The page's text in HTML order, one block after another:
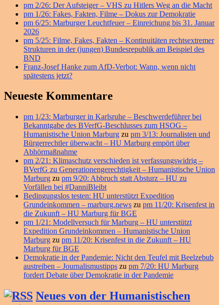
Widget-
Bereich
pm 2/26: Der Aufsteiger – VHS zu Hitlers Weg an die Macht
pm 1/26: Fakes, Fakten, Filme – Dokus zur Demokratie
pm 6/25: Marburger Leuchtfeuer – Einreichung bis 31. Januar
2026
pm 5/25: Filme, Fakes, Fakten – Kontinuitäten rechtsextremer
Strukturen in der (jungen) Bundesrepublik am Beispiel des
BND
Franz-Josef Hanke zum AfD-Verbot: Wann, wenn nicht
spätestens jetzt?
Neueste Kommentare
pm 1/23: Marburger in Karlsruhe – Beschwerdeführer bei
Bekanntgabe des BVerfG-Beschlusses zum HSOG –
Humanistische Union Marburg zu pm 3/13: Journalisten und
Bürgerrechtler überwacht – HU Marburg empört über
Abhörmaßnahme
pm 2/21: Klimaschutz verschieden ist verfassungswidrig –
BVerfG zu Generationengerechtigkeit – Humanistische Union
Marburg zu pm 9/20: Abbruch statt Absturz – HU zu
Vorfällen bei #DanniBleibt
Bedingungslos testen: HU unterstützt Expedition
Grundeinkommen – marburg.news zu pm 11/20: Krisenfest in
die Zukunft – HU Marburg für BGE
pm 1/21: Modellversuch für Marburg – HU unterstützt
Expedition Grundeinkommen – Humanistische Union
Marburg zu pm 11/20: Krisenfest in die Zukunft – HU
Marburg für BGE
Demokratie in der Pandemie: Nicht den Teufel mit Beelzebub
austreiben – Journalismustipps zu pm 7/20: HU Marburg
fordert Debate über Demokratie in der Pandemie
Neues von der Humanistischen